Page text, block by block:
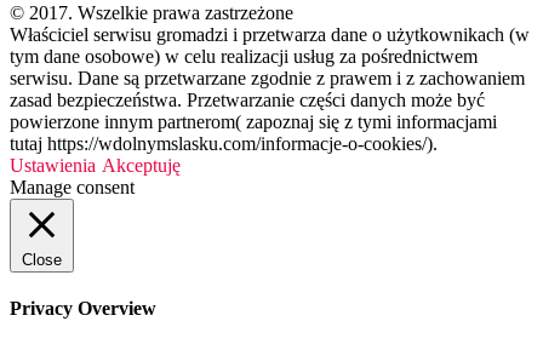
© 2017. Wszelkie prawa zastrzeżone
Właściciel serwisu gromadzi i przetwarza dane o użytkownikach (w
tym dane osobowe) w celu realizacji usług za pośrednictwem
serwisu. Dane są przetwarzane zgodnie z prawem i z zachowaniem
zasad bezpieczeństwa. Przetwarzanie części danych może być
powierzone innym partnerom( zapoznaj się z tymi informacjami
tutaj https://wdolnymslasku.com/informacje-o-cookies/).
Ustawienia Akceptuję
Manage consent
Close
Privacy Overview